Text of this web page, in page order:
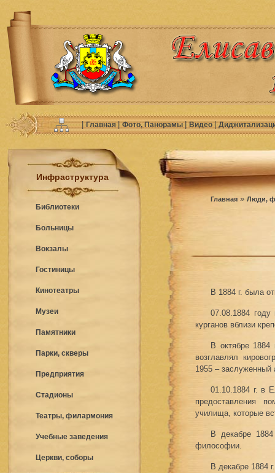
|Главная|Фото, Панорамы|Видео|
Инфраструктура
Библиотеки
Больницы
Вокзалы
Гостиницы
Кинотеатры
Музеи
Памятники
Парки, скверы
Предприятия
Стадионы
Театры, филармония
Учебные заведения
Церкви, соборы
Главная » Люди,
В 1884 г. была
07.08.1884 году
курганов вблизи
В октябре
возглавлял
1955 – заслуженный
01.10.1884 г. в
предоставления
училища, которые
В декабре
философии.
В декабре 1884